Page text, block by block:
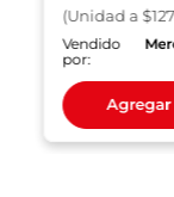
(Unidad a $
Vendido
por:
Agregar